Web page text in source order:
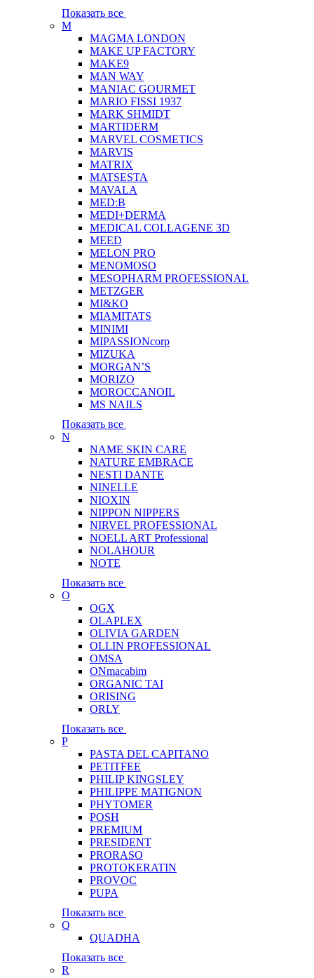
Показать все
M
MAGMA LONDON
MAKE UP FACTORY
MAKE9
MAN WAY
MANIAC GOURMET
MARIO FISSI 1937
MARK SHMIDT
MARTIDERM
MARVEL COSMETICS
MARVIS
MATRIX
MATSESTA
MAVALA
MED:B
MEDI+DERMA
MEDICAL COLLAGENE 3D
MEED
MELON PRO
MENOMOSO
MESOPHARM PROFESSIONAL
METZGER
MI&KO
MIAMITATS
MINIMI
MIPASSIONcorp
MIZUKA
MORGAN’S
MORIZO
MOROCCANOIL
MS NAILS
Показать все
N
NAME SKIN CARE
NATURE EMBRACE
NESTI DANTE
NINELLE
NIOXIN
NIPPON NIPPERS
NIRVEL PROFESSIONAL
NOELL ART Professional
NOLAHOUR
NOTE
Показать все
O
OGX
OLAPLEX
OLIVIA GARDEN
OLLIN PROFESSIONAL
OMSA
ONmacabim
ORGANIC TAI
ORISING
ORLY
Показать все
P
PASTA DEL CAPITANO
PETITFEE
PHILIP KINGSLEY
PHILIPPE MATIGNON
PHYTOMER
POSH
PREMIUM
PRESIDENT
PRORASO
PROTOKERATIN
PROVOC
PUPA
Показать все
Q
QUADHA
Показать все
R